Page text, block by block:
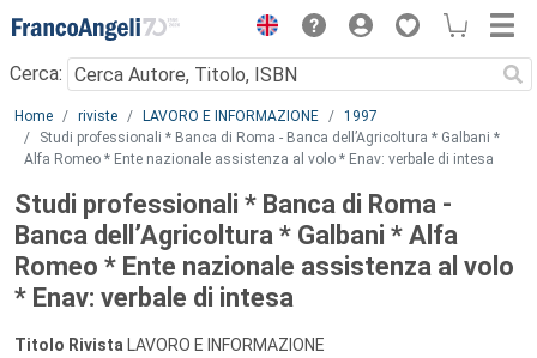
Menu
Cerca:
Main content
Home riviste LAVORO E INFORMAZIONE
1997
Studi professionali * Banca di Roma - Banca dell’Agricoltura * Galbani *
Alfa Romeo * Ente nazionale assistenza al volo * Enav: verbale di intesa
Studi professionali * Banca di Roma -
Banca dell’Agricoltura * Galbani * Alfa
Romeo * Ente nazionale assistenza al volo
* Enav: verbale di intesa
Titolo Rivista LAVORO E INFORMAZIONE